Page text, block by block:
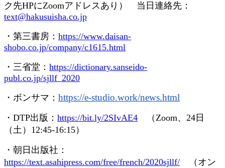
ク先HPにZoomアドレスあり） 当日連絡先：
text@hakusuisha.co.jp
・第三書房： https://www.daisan-
shobo.co.jp/company/c1615.html
・三省堂： https://dictionary.sanseido-
publ.co.jp/sjllf_2020
・ボンサマ： https://e-studio.work/news.html
・ DTP出版： https://bit.ly/2SIvAE4 （Zoom、 24 日
（土） 12:45-16:15）
・朝日出版社：
https://text.asahipress.com/free/french/2020sjllf/ （オン